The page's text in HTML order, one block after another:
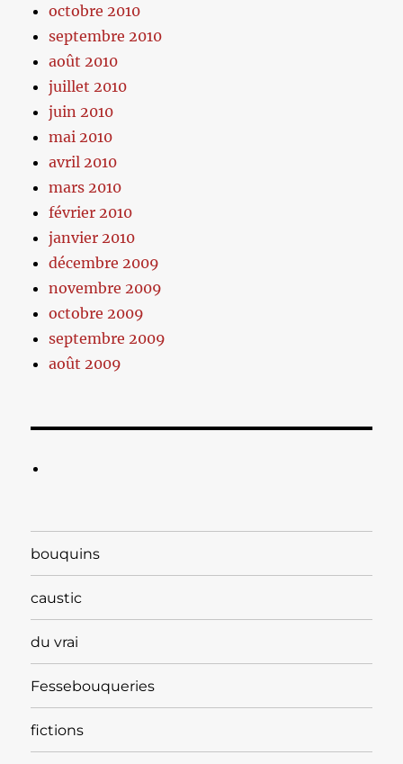
octobre 2010
septembre 2010
août 2010
juillet 2010
juin 2010
mai 2010
avril 2010
mars 2010
février 2010
janvier 2010
décembre 2009
novembre 2009
octobre 2009
septembre 2009
août 2009
bouquins
caustic
du vrai
Fessebouqueries
fictions